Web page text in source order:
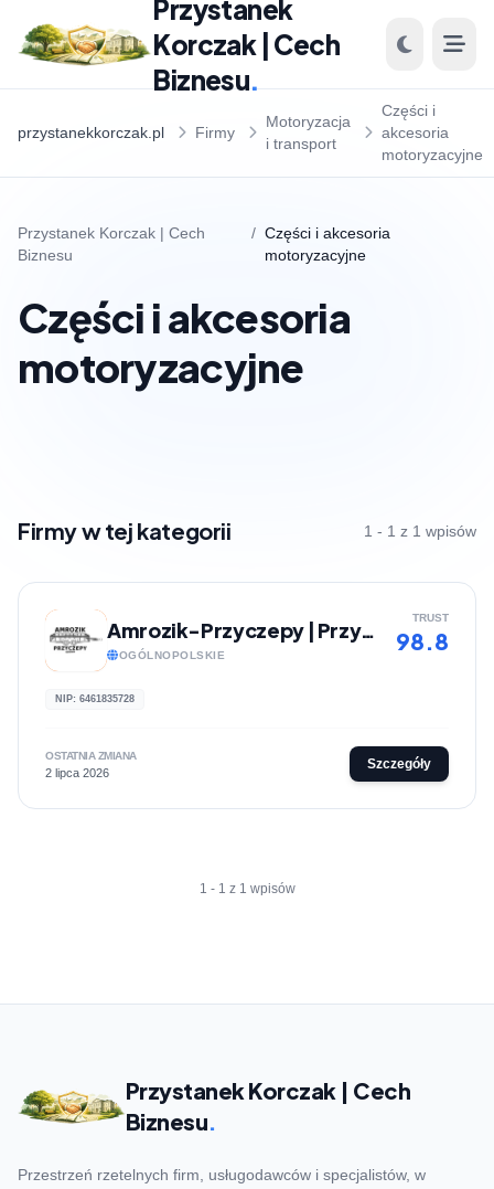
Przystanek
Korczak | Cech
Biznesu.
przystanekkorczak.pl Firmy
Motoryzacja
i transport
Części i
akcesoria
motoryzacyjne
Przystanek Korczak | Cech
Biznesu
/ Części i akcesoria
motoryzacyjne
Części i akcesoria
motoryzacyjne
Firmy w tej kategorii 1 - 1 z 1 wpisów
Amrozik-Przyczepy | Przyczepy samochodowe
OGÓLNOPOLSKIE
TRUST
98.8
NIP: 6461835728
OSTATNIA ZMIANA
2 lipca 2026
Szczegóły
1 - 1 z 1 wpisów
Przystanek Korczak | Cech
Biznesu.
Przestrzeń rzetelnych firm, usługodawców i specjalistów, w